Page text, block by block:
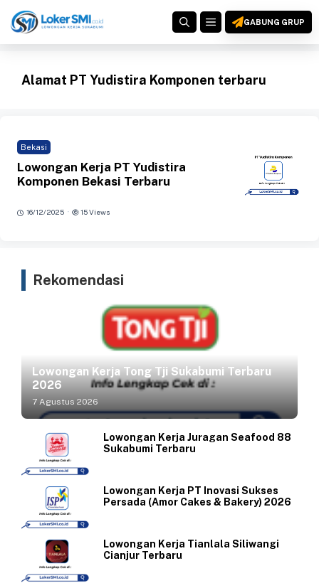
ke
MENUGABUNG GRUP
Alamat PT Yudistira Komponen terbaru
Bekasi
Lowongan Kerja PT Yudistira
Komponen Bekasi Terbaru
16/12/2025 · 15 Views
Rekomendasi
Lowongan Kerja Tong Tji Sukabumi Terbaru
2026
7 Agustus 2026
Lowongan Kerja Juragan Seafood 88
Sukabumi Terbaru
Lowongan Kerja PT Inovasi Sukses
Persada (Amor Cakes & Bakery) 2026
Lowongan Kerja Tianlala Siliwangi
Cianjur Terbaru